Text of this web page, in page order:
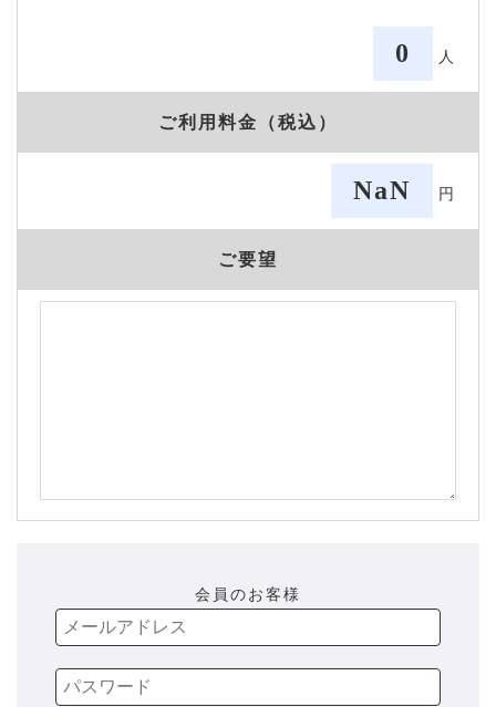
0 人
ご利用料金（税込）
NaN 円
ご要望
会員のお客様